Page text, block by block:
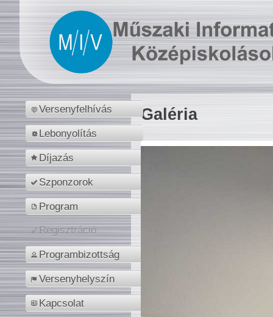
Versenyfelhívás
Lebonyolítás
Díjazás
Szponzorok
Program
Regisztráció
Programbizottság
Versenyhelyszín
Kapcsolat
Galéria